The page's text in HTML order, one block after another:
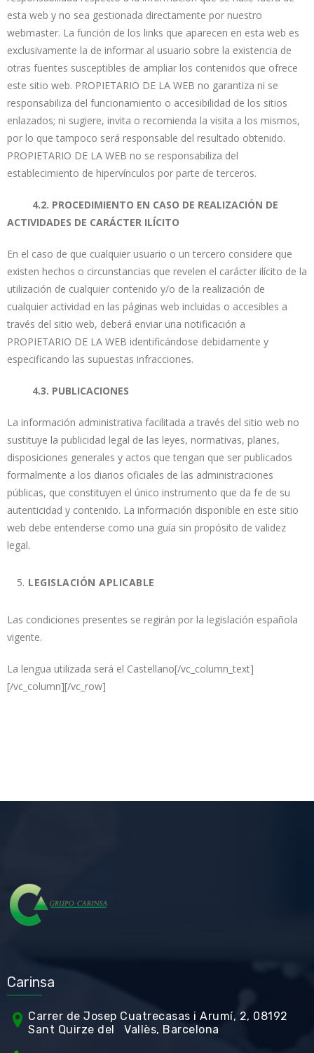
esta web y no sea gestionada directamente por nuestro
webmaster. La función de los links que aparecen en esta web es
exclusivamente la de informar al usuario sobre la existencia de
otras fuentes susceptibles de ampliar los contenidos que ofrece
este sitio web. PROPIETARIO DE LA WEB no garantiza ni se
responsabiliza del funcionamiento o accesibilidad de los sitios
enlazados; ni sugiere, invita o recomienda la visita a los mismos,
por lo que tampoco será responsable del resultado obtenido.
PROPIETARIO DE LA WEB no se responsabiliza del
establecimiento de hipervínculos por parte de terceros.
4.2. PROCEDIMIENTO EN CASO DE REALIZACIÓN DE
ACTIVIDADES DE CARÁCTER ILÍCITO
En el caso de que cualquier usuario o un tercero considere que
existen hechos o circunstancias que revelen el carácter ilícito de la
utilización de cualquier contenido y/o de la realización de
cualquier actividad en las páginas web incluidas o accesibles a
través del sitio web, deberá enviar una notificación a
PROPIETARIO DE LA WEB identificándose debidamente y
especificando las supuestas infracciones.
4.3. PUBLICACIONES
La información administrativa facilitada a través del sitio web no
sustituye la publicidad legal de las leyes, normativas, planes,
disposiciones generales y actos que tengan que ser publicados
formalmente a los diarios oficiales de las administraciones
públicas, que constituyen el único instrumento que da fe de su
autenticidad y contenido. La información disponible en este sitio
web debe entenderse como una guía sin propósito de validez
legal.
LEGISLACIÓN APLICABLE
Las condiciones presentes se regirán por la legislación española
vigente.
La lengua utilizada será el Castellano[/vc_column_text]
[/vc_column][/vc_row]
Carinsa
Carrer de Josep Cuatrecasas i Arumí, 2, 08192
Sant Quirze del Vallès, Barcelona